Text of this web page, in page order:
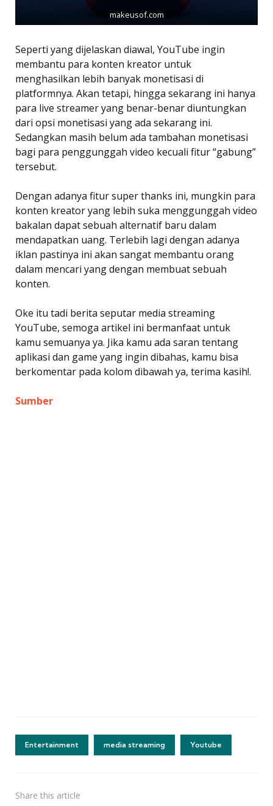
makeusof.com
Seperti yang dijelaskan diawal, YouTube ingin
membantu para konten kreator untuk
menghasilkan lebih banyak monetisasi di
platformnya. Akan tetapi, hingga sekarang ini hanya
para live streamer yang benar-benar diuntungkan
dari opsi monetisasi yang ada sekarang ini.
Sedangkan masih belum ada tambahan monetisasi
bagi para penggunggah video kecuali fitur “gabung”
tersebut.
Dengan adanya fitur super thanks ini, mungkin para
konten kreator yang lebih suka menggunggah video
bakalan dapat sebuah alternatif baru dalam
mendapatkan uang. Terlebih lagi dengan adanya
iklan pastinya ini akan sangat membantu orang
dalam mencari yang dengan membuat sebuah
konten.
Oke itu tadi berita seputar media streaming
YouTube, semoga artikel ini bermanfaat untuk
kamu semuanya ya. Jika kamu ada saran tentang
aplikasi dan game yang ingin dibahas, kamu bisa
berkomentar pada kolom dibawah ya, terima kasih!.
Sumber
Entertainment media streaming Youtube
Share this article